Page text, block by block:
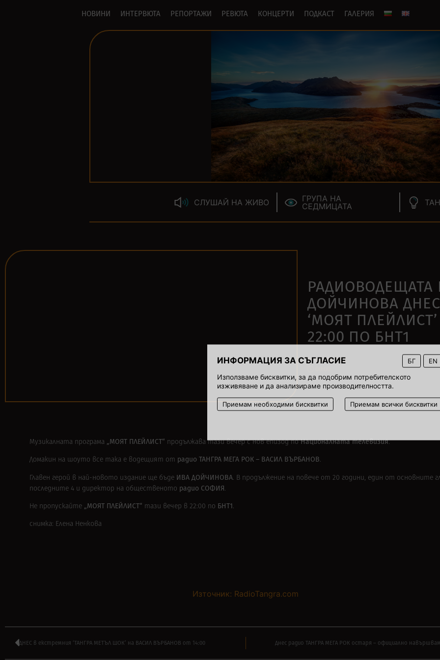
ИНФОРМАЦИЯ ЗА СЪГЛАСИЕ БГ EN
Използваме бисквитки, за да подобрим потребителското
изживяване и да анализираме производителността.
Приемам необходими бисквитки Приемам всички бисквитки
НОВИНИ ИНТЕРВЮТА РЕПОРТАЖИ РЕВЮТА КОНЦЕРТИ ПОДКАСТ ГАЛЕРИЯ
СЛУШАЙ НА ЖИВО
ГРУПА НА
СЕДМИЦАТА
РАДИОВОДЕЩАТА
ДОЙЧИНОВА
‘МОЯТ
22:00 ПО БНТ1
19 март 2022
Музикалната програма „МОЯТ ПЛЕЙЛИСТ“ продължава тази вечер с нов епизод поНационалната телевизия.
Домакин на шоуто все така е водещият от радио ТАНГРА МЕГА РОК – ВАСИЛ ВЪРБАНОВ.
Главен герой в най-новото издание ще бъде ИВА ДОЙЧИНОВА. В продължение на повече от 20 години, един от основните
последните 4 и директор на общественото радио СОФИЯ.
Не пропускайте „МОЯТ ПЛЕЙЛИСТ“ тази вечер в 22:00 по БНТ1.
снимка: Елена Ненкова
Източник: RadioTangra.com
ДНЕС в екстремния ‘ТАНГРА МЕТЪЛ ШОК’ на ВАСИЛ ВЪРБАНОВ от 14:00 Днес радио ТАНГРА МЕГА РОК остаря – официално